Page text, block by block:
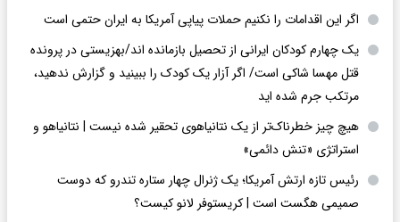
اگر این اقدامات را نکنیم حملات پیاپی آمریکا به ایران حتمی است
یک چهارم کودکان ایرانی از تحصیل بازمانده اند/بهزیستی در پرونده
قتل مهسا شاکی است/ اگر آزار یک کودک را ببینید و گزارش ندهید،
مرتکب جرم شده اید
هیچ چیز خطرناک‌تر از یک نتانیاهوی تحقیر شده نیست | نتانیاهو و
استراتژی «تنش دائمی»
رئیس تازه ارتش آمریکا؛ یک ژنرال چهار ستاره تندرو که دوست
صمیمی هگست است | کریستوفر لانو کیست؟